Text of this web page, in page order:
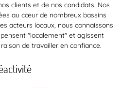
clients et de nos candidats. Nos
au cœur de nombreux bassins
acteurs locaux, nous connaissons
"localement" et agissent
de travailler en confiance.